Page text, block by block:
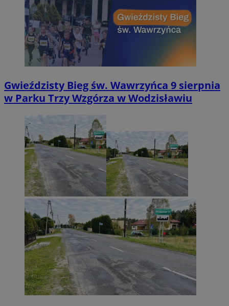
Gwieździsty Bieg św. Wawrzyńca 9 sierpnia
w Parku Trzy Wzgórza w Wodzisławiu